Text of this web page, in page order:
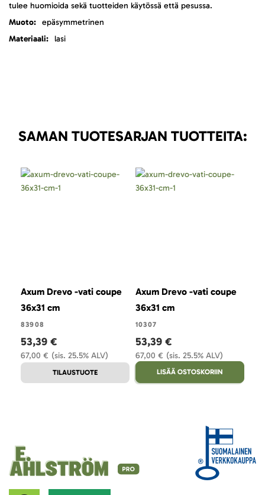
tulee huomioida sekä tuotteiden käytössä että pesussa.
epäsymmetrinen
lasi
SAMAN TUOTESARJAN TUOTTEITA:
Axum Drevo -vati coupe
36x31 cm
83908
(sis. 25.5% ALV)
67,00 €
53,39 €
TILAUSTUOTE
Axum Drevo -vati coupe
36x31 cm
10307
(sis. 25.5% ALV)
67,00 €
53,39 €
LISÄÄ OSTOSKORIIN